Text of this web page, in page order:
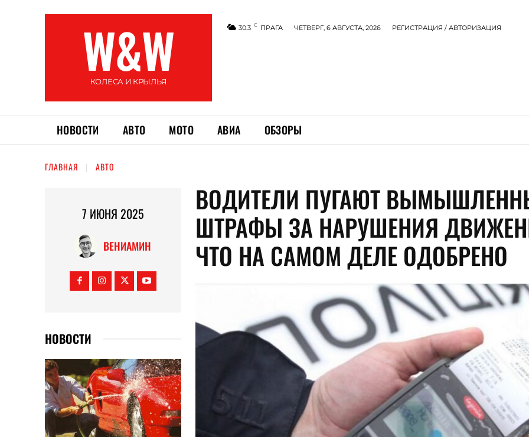
W&W
КОЛЕСА И КРЫЛЬЯ
30.3 C ПРАГА ЧЕТВЕРГ, 6 АВГУСТА, 2026 РЕГИСТРАЦИЯ / АВТОРИЗАЦИЯ
НОВОСТИ АВТО МОТО АВИА ОБЗОРЫ
ГЛАВНАЯ АВТО
7 ИЮНЯ 2025
ВЕНИАМИН
НОВОСТИ
ВОДИТЕЛИ ПУГАЮТ
ШТРАФЫ ЗА НАРУШЕНИЯ
ЧТО НА САМОМ ДЕЛЕ ОДОБРЕНО